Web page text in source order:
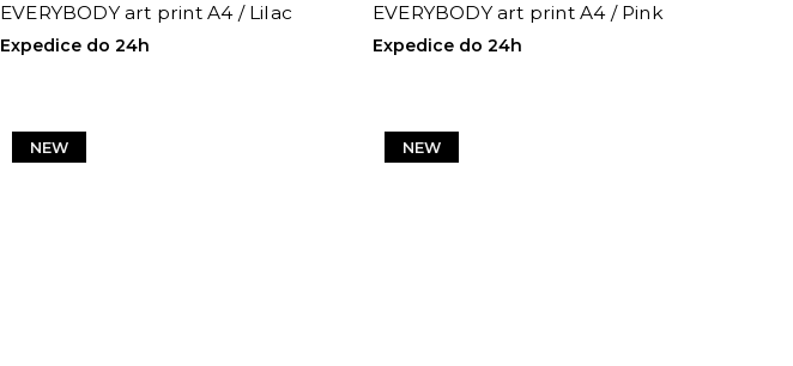
EVERYBODY art print A4 / Lilac
Expedice do 24h
EVERYBODY art print A4 / Pink
Expedice do 24h
NEW NEW